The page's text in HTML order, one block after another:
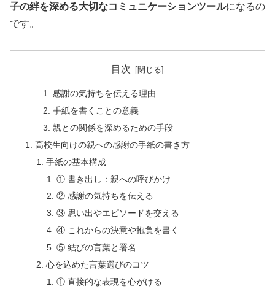
子の絆を深める大切なコミュニケーションツールになるの
です。
目次
感謝の気持ちを伝える理由
手紙を書くことの意義
親との関係を深めるための手段
高校生向けの親への感謝の手紙の書き方
手紙の基本構成
① 書き出し：親への呼びかけ
② 感謝の気持ちを伝える
③ 思い出やエピソードを交える
④ これからの決意や抱負を書く
⑤ 結びの言葉と署名
心を込めた言葉選びのコツ
① 直接的な表現を心がける